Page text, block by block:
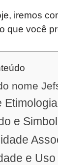
iremos
que você
nome
e
e Uso